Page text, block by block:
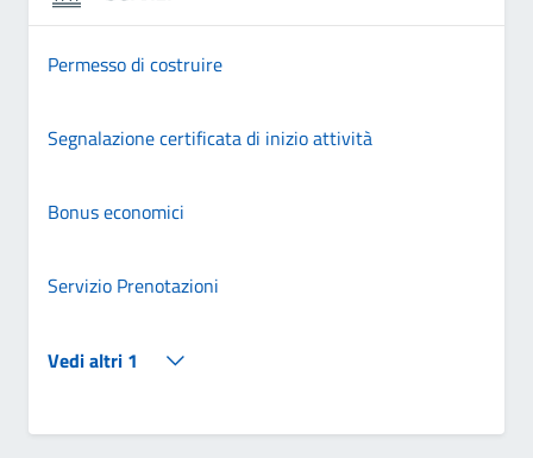
Permesso di costruire
Segnalazione certificata di inizio attività
Bonus economici
Servizio Prenotazioni
Vedi altri 1